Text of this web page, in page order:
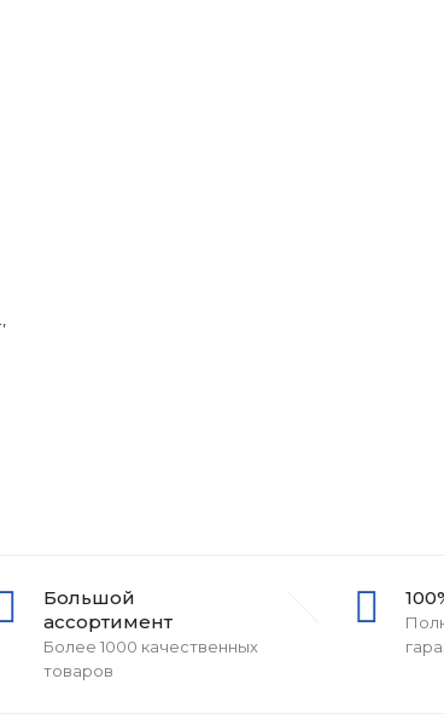
Большой
ассортимент
Более 1000 качественных
товаров